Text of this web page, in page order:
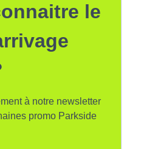
le
à notre newsletter
promo Parkside